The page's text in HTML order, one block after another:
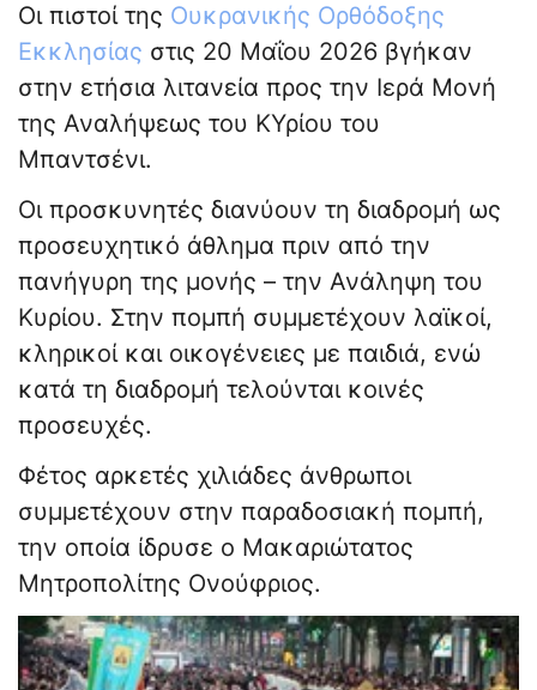
Οι πιστοί της Ουκρανικής Ορθόδοξης
Εκκλησίας στις 20 Μαΐου 2026 βγήκαν
στην ετήσια λιτανεία προς την Ιερά Μονή
της Αναλήψεως του ΚΥρίου του
Μπαντσένι.
Οι προσκυνητές διανύουν τη διαδρομή ως
προσευχητικό άθλημα πριν από την
πανήγυρη της μονής – την Ανάληψη του
Κυρίου. Στην πομπή συμμετέχουν λαϊκοί,
κληρικοί και οικογένειες με παιδιά, ενώ
κατά τη διαδρομή τελούνται κοινές
προσευχές.
Φέτος αρκετές χιλιάδες άνθρωποι
συμμετέχουν στην παραδοσιακή πομπή,
την οποία ίδρυσε ο Μακαριώτατος
Μητροπολίτης Ονούφριος.